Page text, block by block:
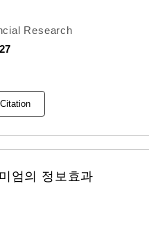
Research
엄의 정보효과